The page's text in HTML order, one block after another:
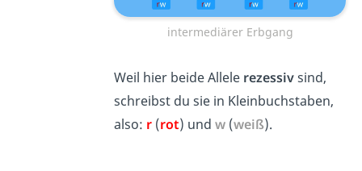
intermediärer Erbgang
Weil hier beide Allele rezessivsind,
schreibst du sie in Kleinbuchstaben,
also: r (rot) undw (weiß).